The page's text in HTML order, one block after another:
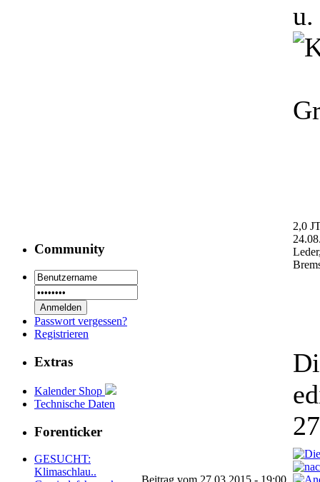
Community
Passwort vergessen?
Registrieren
Extras
Kalender Shop
Technische Daten
Forenticker
GESUCHT:
Klimaschlau..
u.
2,0
Beitrag vom 27.03.2015 - 19:00